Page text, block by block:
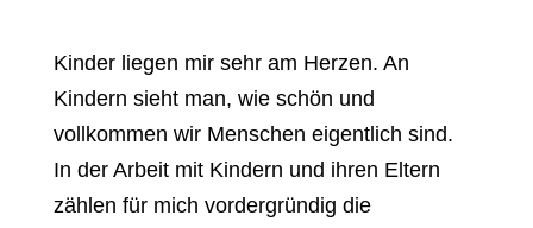
Kinder liegen mir sehr am Herzen. An
Kindern sieht man, wie schön und
vollkommen wir Menschen eigentlich sind.
In der Arbeit mit Kindern und ihren Eltern
zählen für mich vordergründig die